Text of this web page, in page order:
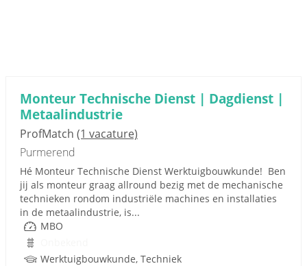
Monteur Technische Dienst | Dagdienst |
Metaalindustrie
ProfMatch (1 vacature)
Purmerend
Hé Monteur Technische Dienst Werktuigbouwkunde! Ben
jij als monteur graag allround bezig met de mechanische
technieken rondom industriële machines en installaties
in de metaalindustrie, is...
MBO
Werktuigbouwkunde, Techniek